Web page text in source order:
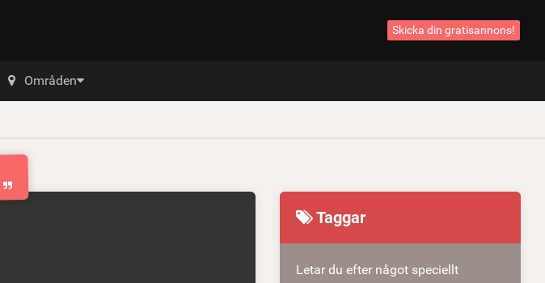
Skicka din gratisannons!
Områden
Taggar
Letar du efter något speciellt